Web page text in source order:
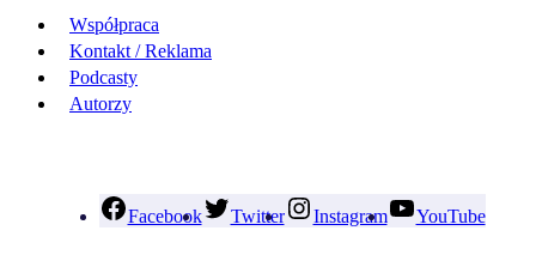
Współpraca
Kontakt / Reklama
Podcasty
Autorzy
Facebook Twitter Instagram YouTube